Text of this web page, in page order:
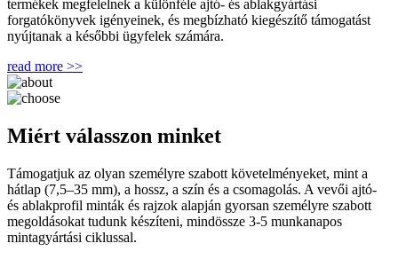
termékek megfelelnek a különféle ajtó- és ablakgyártási
forgatókönyvek igényeinek, és megbízható kiegészítő támogatást
nyújtanak a későbbi ügyfelek számára.
read more >>
Miért válasszon minket
Támogatjuk az olyan személyre szabott követelményeket, mint a
hátlap (7,5–35 mm), a hossz, a szín és a csomagolás. A vevői ajtó-
és ablakprofil minták és rajzok alapján gyorsan személyre szabott
megoldásokat tudunk készíteni, mindössze 3-5 munkanapos
mintagyártási ciklussal.